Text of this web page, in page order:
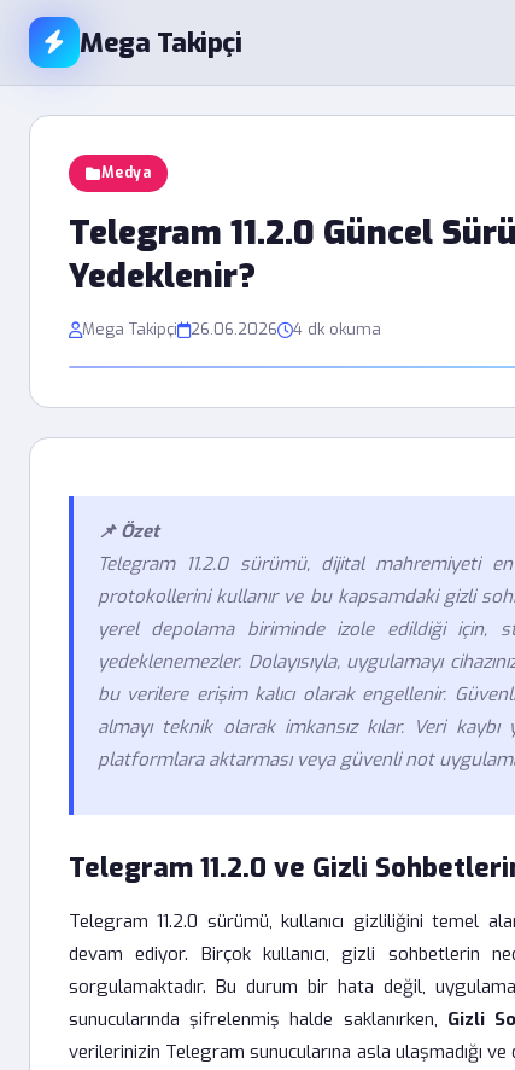
Mega Takipçi
Medya
Telegram 11.2.0 Güncel
Yedeklenir?
Mega Takipçi 26.06.2026 4 dk okuma
📌 Özet
Telegram 11.2.0 sürümü, dijital mahremiyeti
protokollerini kullanır ve bu kapsamdaki gizli
yerel depolama biriminde izole edildiği için,
yedeklenemezler. Dolayısıyla, uygulamayı
bu verilere erişim kalıcı olarak engellenir.
almayı teknik olarak imkansız kılar. Veri
platformlara aktarması veya güvenli not
Telegram 11.2.0 ve Gizli
Telegram 11.2.0 sürümü, kullanıcı gizliliğini temel
devam ediyor. Birçok kullanıcı, gizli sohbetlerin
sorgulamaktadır. Bu durum bir hata değil,
sunucularında şifrelenmiş halde saklanırken, Gizli
verilerinizin Telegram sunucularına asla ulaşmadığı